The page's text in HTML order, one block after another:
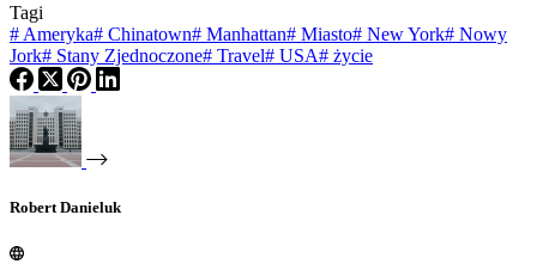
Tagi
# Ameryka# Chinatown# Manhattan# Miasto# New York# Nowy
Jork# Stany Zjednoczone# Travel# USA# życie
Robert Danieluk